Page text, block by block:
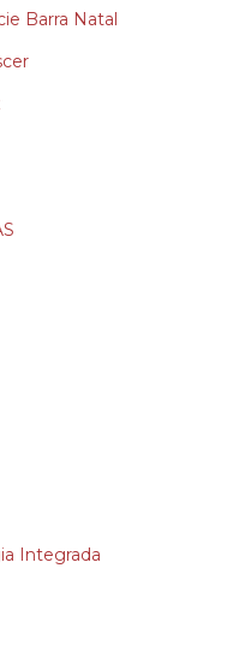
Barra Natal
Integrada